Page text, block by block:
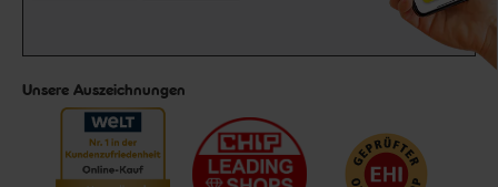
Unsere Auszeichnungen